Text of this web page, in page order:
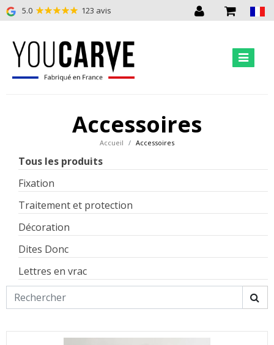
5.0 123 avis
Accessoires
Accueil Accessoires
Tous les produits
Fixation
Traitement et protection
Décoration
Dites Donc
Lettres en vrac